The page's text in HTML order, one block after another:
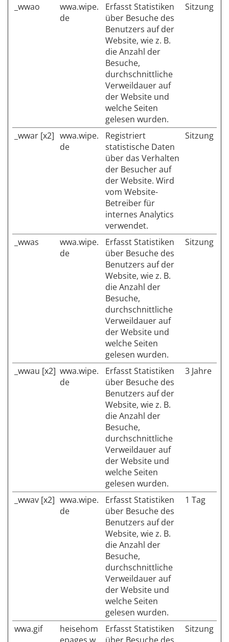
_wwao
wwa.wipe.
de
Erfasst Statistiken
über Besuche des
Benutzers auf der
Website, wie z. B.
die Anzahl der
Besuche,
durchschnittliche
Verweildauer auf
der Website und
welche Seiten
gelesen wurden.
Sitzung
_wwar [x2] wwa.wipe.
de
Registriert
statistische Daten
über das Verhalten
der Besucher auf
der Website. Wird
vom Website-
Betreiber für
internes Analytics
verwendet.
Sitzung
_wwas
wwa.wipe.
de
Erfasst Statistiken
über Besuche des
Benutzers auf der
Website, wie z. B.
die Anzahl der
Besuche,
durchschnittliche
Verweildauer auf
der Website und
welche Seiten
gelesen wurden.
Sitzung
_wwau [x2] wwa.wipe.
de
Erfasst Statistiken
über Besuche des
Benutzers auf der
Website, wie z. B.
die Anzahl der
Besuche,
durchschnittliche
Verweildauer auf
der Website und
welche Seiten
gelesen wurden.
3 Jahre
_wwav [x2] wwa.wipe.
de
Erfasst Statistiken
über Besuche des
Benutzers auf der
Website, wie z. B.
die Anzahl der
Besuche,
durchschnittliche
Verweildauer auf
der Website und
welche Seiten
gelesen wurden.
1 Tag
wwa.gif
heisehom
Erfasst Statistiken
Sitzung